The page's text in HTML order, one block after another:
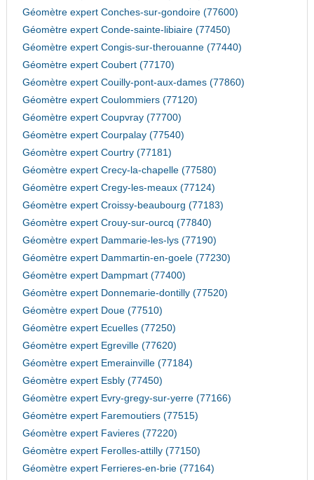
Géomètre expert Conches-sur-gondoire (77600)
Géomètre expert Conde-sainte-libiaire (77450)
Géomètre expert Congis-sur-therouanne (77440)
Géomètre expert Coubert (77170)
Géomètre expert Couilly-pont-aux-dames (77860)
Géomètre expert Coulommiers (77120)
Géomètre expert Coupvray (77700)
Géomètre expert Courpalay (77540)
Géomètre expert Courtry (77181)
Géomètre expert Crecy-la-chapelle (77580)
Géomètre expert Cregy-les-meaux (77124)
Géomètre expert Croissy-beaubourg (77183)
Géomètre expert Crouy-sur-ourcq (77840)
Géomètre expert Dammarie-les-lys (77190)
Géomètre expert Dammartin-en-goele (77230)
Géomètre expert Dampmart (77400)
Géomètre expert Donnemarie-dontilly (77520)
Géomètre expert Doue (77510)
Géomètre expert Ecuelles (77250)
Géomètre expert Egreville (77620)
Géomètre expert Emerainville (77184)
Géomètre expert Esbly (77450)
Géomètre expert Evry-gregy-sur-yerre (77166)
Géomètre expert Faremoutiers (77515)
Géomètre expert Favieres (77220)
Géomètre expert Ferolles-attilly (77150)
Géomètre expert Ferrieres-en-brie (77164)